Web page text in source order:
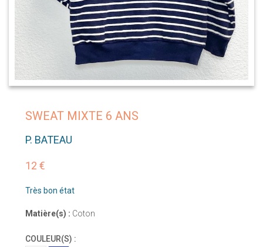
SWEAT MIXTE 6 ANS
P. BATEAU
12 €
Très bon état
Matière(s) : Coton
COULEUR(S) :